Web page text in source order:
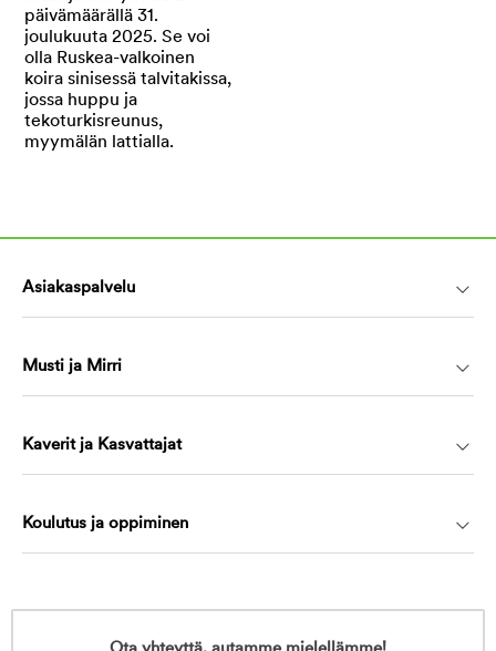
Asiakaspalvelu
Musti ja Mirri
Kaverit ja Kasvattajat
Koulutus ja oppiminen